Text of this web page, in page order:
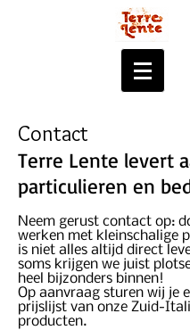
Contact
Terre Lente levert
particulieren en
Neem gerust contact op:
werken met kleinschalige
is niet alles altijd direct
soms krijgen we juist
heel bijzonders binnen!
Op aanvraag sturen wij je
prijslijst van onze Zuid-
producten.